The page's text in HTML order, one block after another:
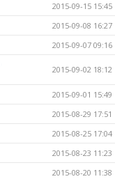
2015-09-15 15:45
2015-09-08 16:27
2015-09-07 09:16
2015-09-02 18:12
2015-09-01 15:49
2015-08-29 17:51
2015-08-25 17:04
2015-08-23 11:23
2015-08-20 11:38